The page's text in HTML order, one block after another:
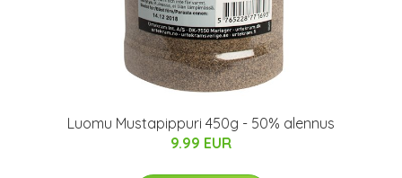
Luomu Mustapippuri 450g - 50% alennus
9.99 EUR